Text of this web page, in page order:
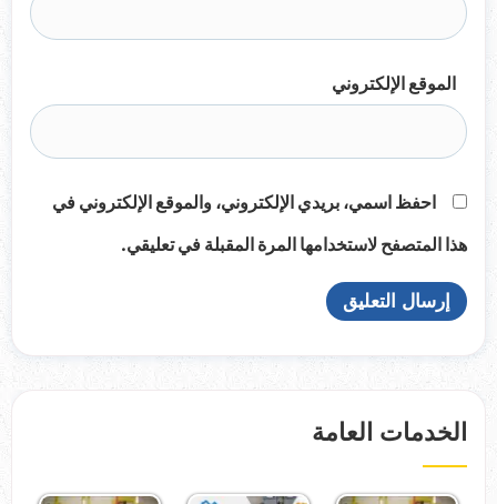
الموقع الإلكتروني
احفظ اسمي، بريدي الإلكتروني، والموقع الإلكتروني في
هذا المتصفح لاستخدامها المرة المقبلة في تعليقي.
الخدمات العامة